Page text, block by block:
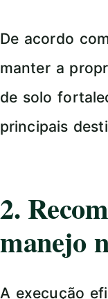
De acordo
manter a
de solo
principais
2.
manejo
A execução